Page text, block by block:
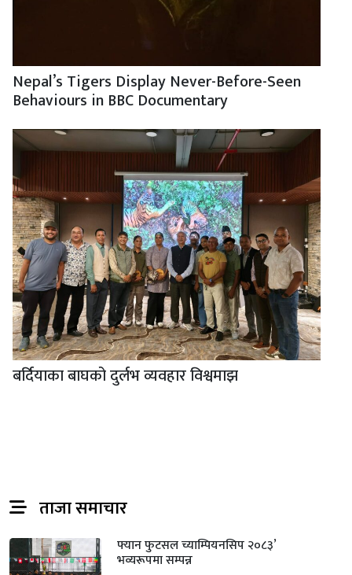
Nepal’s Tigers Display Never-Before-Seen
Behaviours in BBC Documentary
बर्दियाका बाघको दुर्लभ व्यवहार विश्वमाझ
ताजा समाचार
फ्यान फुटसल च्याम्पियनसिप २०८३’
भव्यरूपमा सम्पन्न